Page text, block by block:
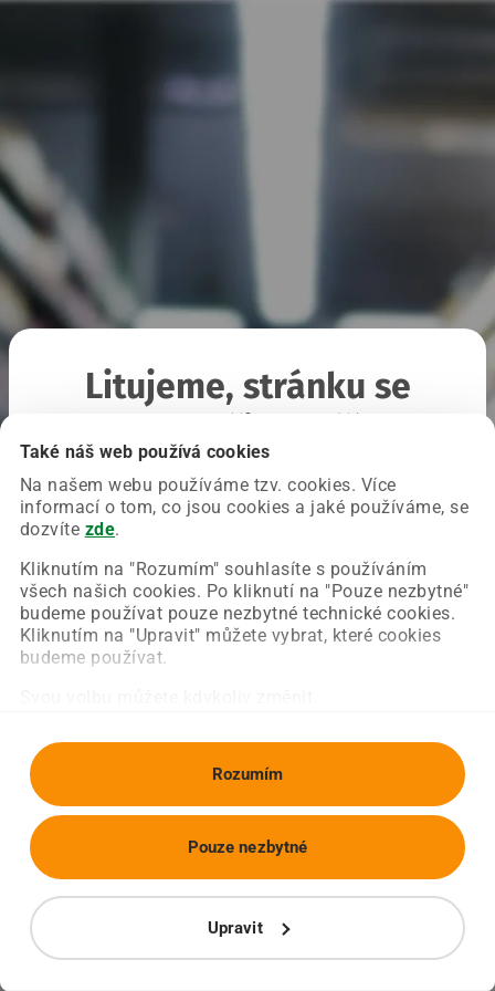
Také náš web používá cookies
Na našem webu používáme tzv. cookies. Více
informací o tom, co jsou cookies a jaké používáme, se
dozvíte zde.
Kliknutím na "Rozumím" souhlasíte s používáním
všech našich cookies. Po kliknutí na "Pouze nezbytné"
budeme používat pouze nezbytné technické cookies.
Kliknutím na "Upravit" můžete vybrat, které cookies
budeme používat.
Rozumím
Upravit
Pouze nezbytné
Litujeme, stránku se
Chyba nastala na naší straně a už ji opravujeme.
Zkuste prosím znovu načíst požadovanou stránku.
Obnovit stránku Úvodní strana